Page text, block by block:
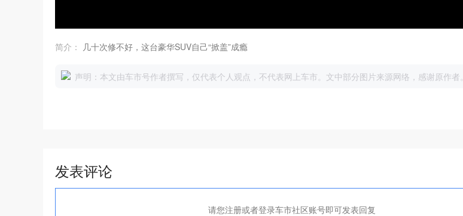
简介： 几十次修不好，这台豪华SUV自己“掀盖”成瘾
声明：本文由车市号作者撰写，仅代表个人观点，不代表网上车市。文中部分图片来源网络，感谢原作者。
发表评论
请您注册或者登录车市社区账号即可发表回复